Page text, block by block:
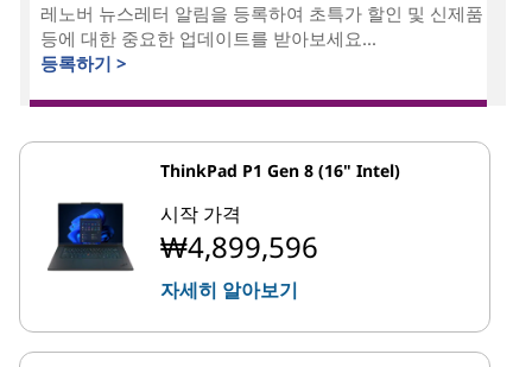
레노버 뉴스레터 알림을 등록하여 초특가 할인 및 신제품
등에 대한 중요한 업데이트를 받아보세요...
등록하기 >
ThinkPad P1 Gen 8 (16" Intel)
시작 가격
₩4,899,596
자세히 알아보기